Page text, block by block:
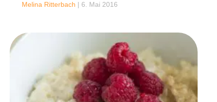
Melina Ritterbach | 6. Mai 2016